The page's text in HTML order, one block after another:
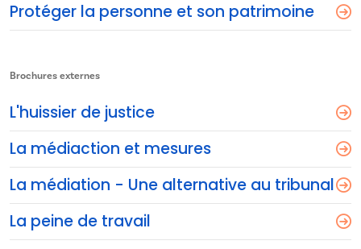
Protéger la personne et son patrimoine
Brochures externes
L'huissier de justice
La médiaction et mesures
La médiation - Une alternative au tribunal
La peine de travail